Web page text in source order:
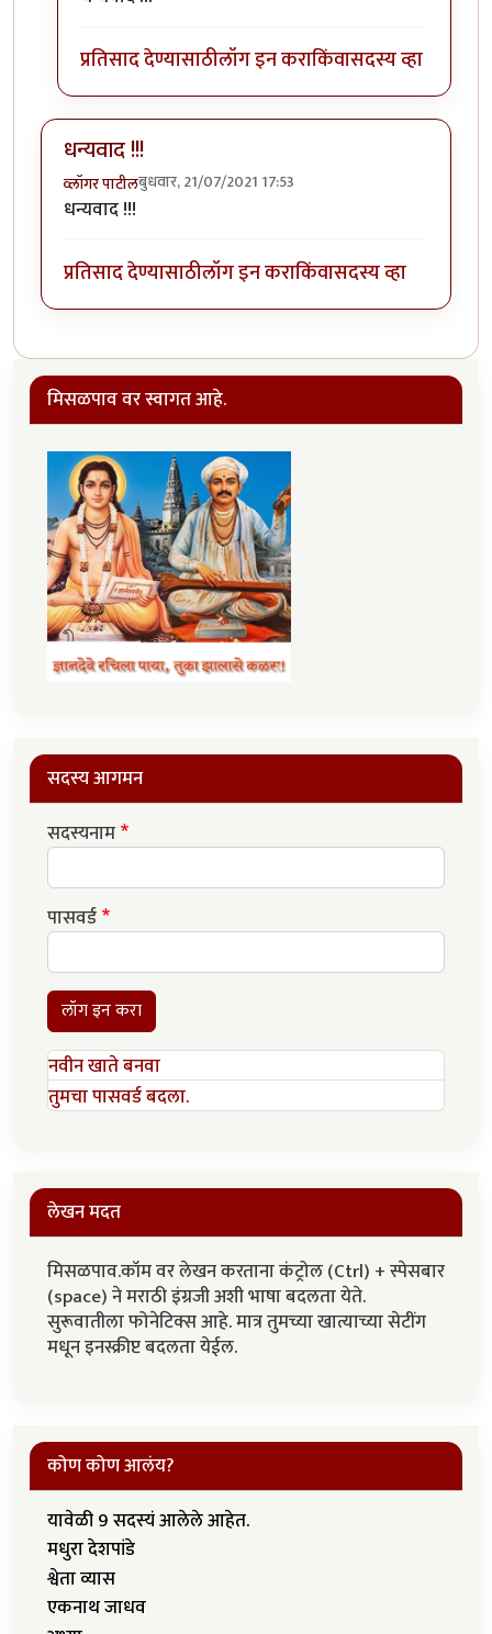
प्रतिसाद देण्यासाठीलॉग इन कराकिंवासदस्य व्हा
धन्यवाद !!!
व्लॉगर पाटीलबुधवार, 21/07/2021 17:53
धन्यवाद !!!
प्रतिसाद देण्यासाठीलॉग इन कराकिंवासदस्य व्हा
मिसळपाव वर स्वागत आहे.
सदस्य आगमन
सदस्यनाम
पासवर्ड
लॉग इन करा
नवीन खाते बनवा
तुमचा पासवर्ड बदला.
लेखन मदत
मिसळपाव.कॉम वर लेखन करताना कंट्रोल (Ctrl) + स्पेसबार
(space) ने मराठी इंग्रजी अशी भाषा बदलता येते.
सुरूवातीला फोनेटिक्स आहे. मात्र तुमच्या खात्याच्या सेटींग
मधून इनस्क्रीप्ट बदलता येईल.
कोण कोण आलंय?
यावेळी 9 सदस्यं आलेले आहेत.
मधुरा देशपांडे
श्वेता व्यास
एकनाथ जाधव